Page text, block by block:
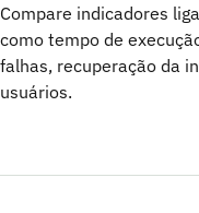
Compare indicadores
como tempo de
falhas, recuperação da
usuários.